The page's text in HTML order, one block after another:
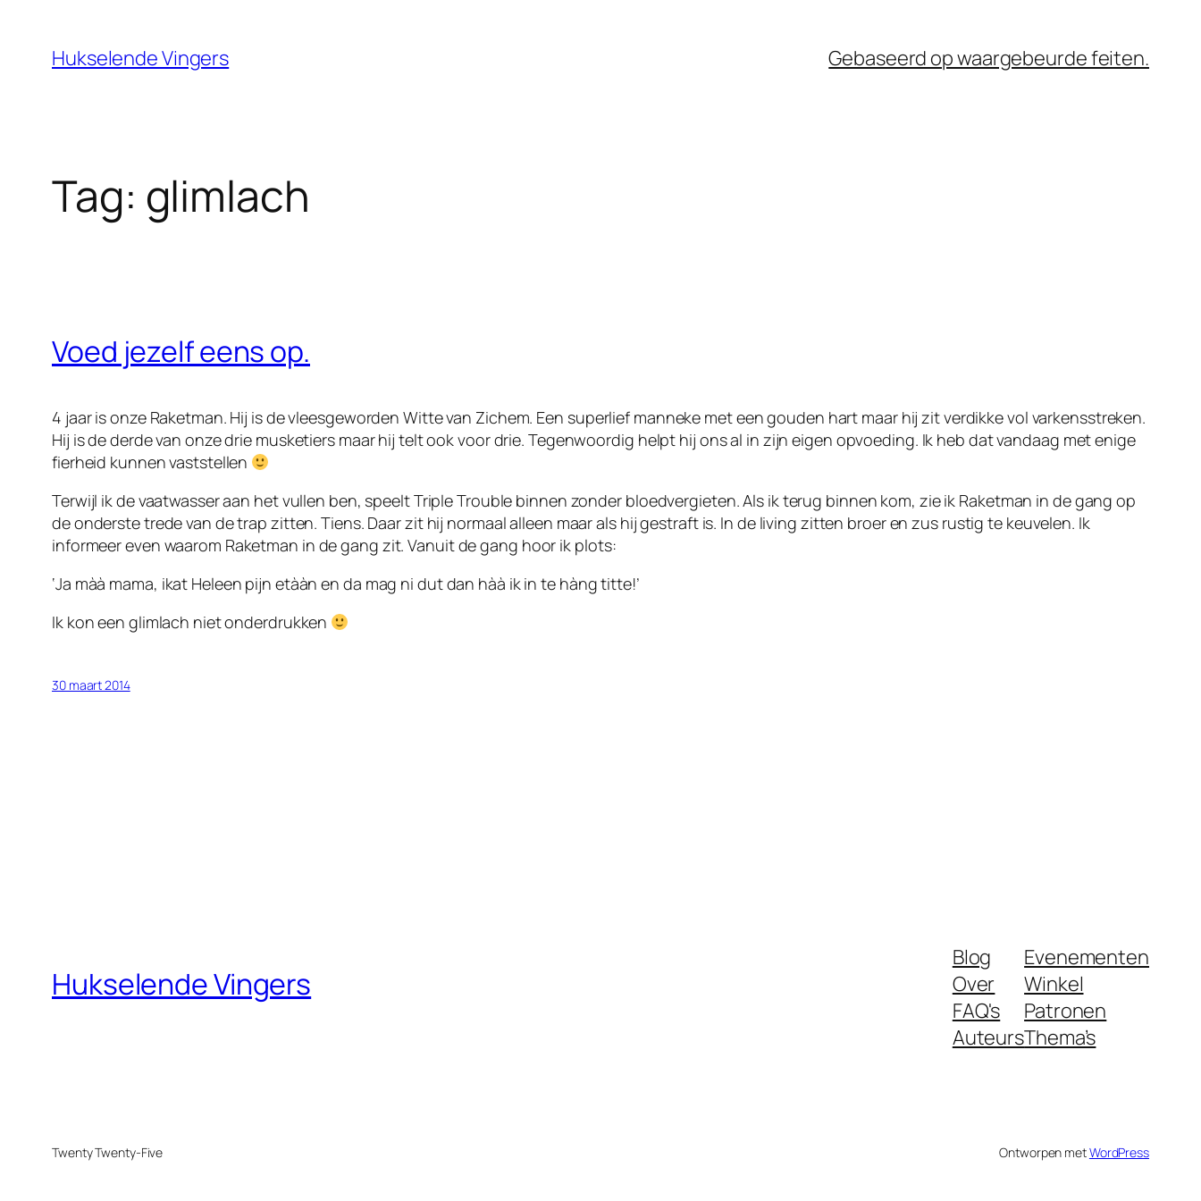
Hukselende Vingers Gebaseerd op waargebeurde feiten.
Tag: glimlach
Voed jezelf eens op.
4 jaar is onze Raketman. Hij is de vleesgeworden Witte van Zichem. Een superlief manneke met een gouden hart maar hij zit verdikke vol varkensstreken.
Hij is de derde van onze drie musketiers maar hij telt ook voor drie. Tegenwoordig helpt hij ons al in zijn eigen opvoeding. Ik heb dat vandaag met enige
fierheid kunnen vaststellen
Terwijl ik de vaatwasser aan het vullen ben, speelt Triple Trouble binnen zonder bloedvergieten. Als ik terug binnen kom, zie ik Raketman in de gang op
de onderste trede van de trap zitten. Tiens. Daar zit hij normaal alleen maar als hij gestraft is. In de living zitten broer en zus rustig te keuvelen. Ik
informeer even waarom Raketman in de gang zit. Vanuit de gang hoor ik plots:
‘Ja màà mama, ikat Heleen pijn etààn en da mag ni dut dan hàà ik in te hàng titte!’
Ik kon een glimlach niet onderdrukken
30 maart 2014
Hukselende Vingers
Blog
Over
FAQ's
Auteurs
Evenementen
Winkel
Patronen
Thema’s
Twenty Twenty-Five Ontworpen metWordPress